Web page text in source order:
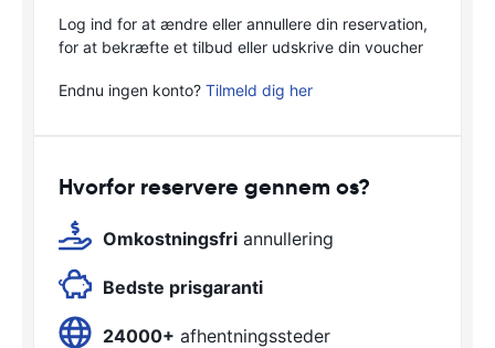
Log ind for at ændre eller annullere din reservation,
for at bekræfte et tilbud eller udskrive din voucher
Endnu ingen konto? Tilmeld dig her
Hvorfor reservere gennem os?
Omkostningsfri annullering
Bedste prisgaranti
24000+ afhentningssteder